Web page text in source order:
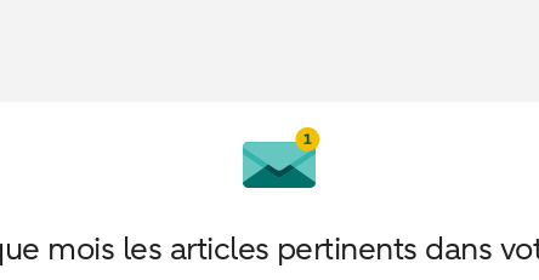
mois les articles pertinents dans